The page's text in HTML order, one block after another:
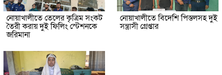
নোয়াখালীতে তেলের কৃত্রিম সংকট
তৈরী করায় দুই ফিলিং স্টেশনকে
জরিমানা
নোয়াখালীতে বিদেশি পিস্তলসহ দুই
সন্ত্রাসী গ্রেপ্তার